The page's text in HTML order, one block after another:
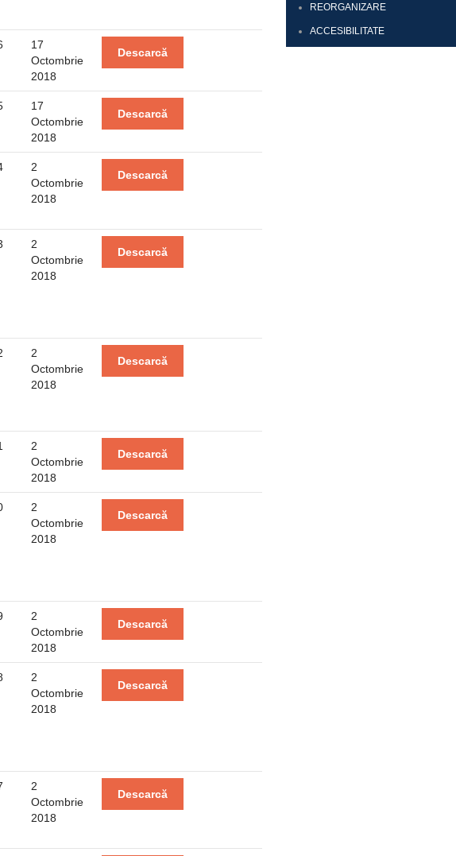
17
Octombrie
2018
Descarcă
17
Octombrie
2018
Descarcă
2
Octombrie
2018
Descarcă
2
Octombrie
2018
Descarcă
2
Octombrie
2018
Descarcă
2
Octombrie
2018
Descarcă
2
Octombrie
2018
Descarcă
2
Octombrie
2018
Descarcă
2
Octombrie
2018
Descarcă
2
Octombrie
2018
Descarcă
REORGANIZARE
ACCESIBILITATE